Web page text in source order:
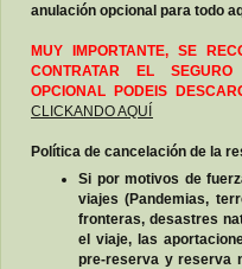
anulación opcional para todo
MUY IMPORTANTE, SE
CONTRATAR EL
OPCIONAL PODEIS
CLICKANDO AQUÍ
Política de cancelación de la
Si por motivos de
viajes (Pandemias,
fronteras, desastres
el viaje, las
pre-reserva y reserva